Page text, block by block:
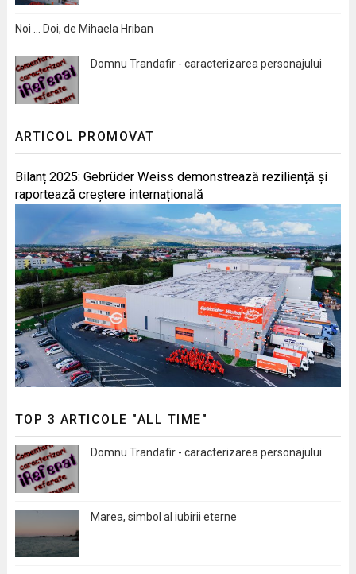
Noi … Doi, de Mihaela Hriban
Domnu Trandafir - caracterizarea personajului
ARTICOL PROMOVAT
Bilanț 2025: Gebrüder Weiss demonstrează reziliență și
raportează creștere internațională
TOP 3 ARTICOLE "ALL TIME"
Domnu Trandafir - caracterizarea personajului
Marea, simbol al iubirii eterne